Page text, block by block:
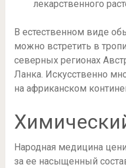
В естественном виде
можно встретить в
северных регионах
Ланка. Искусственно
на африканском
Народная медицина
за ее насыщенный